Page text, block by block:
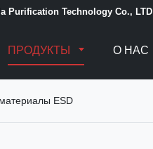
Purification Technology Co., LTD
ПРОДУКТЫ О НАС
ESD